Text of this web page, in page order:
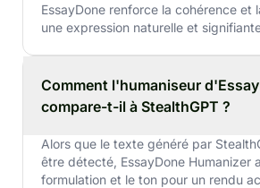
EssayDone renforce la cohérence et
une expression naturelle et
Comment l'humaniseur
compare-t-il à StealthGPT ?
Alors que le texte généré par
être détecté, EssayDone Humanizer
formulation et le ton pour un rendu